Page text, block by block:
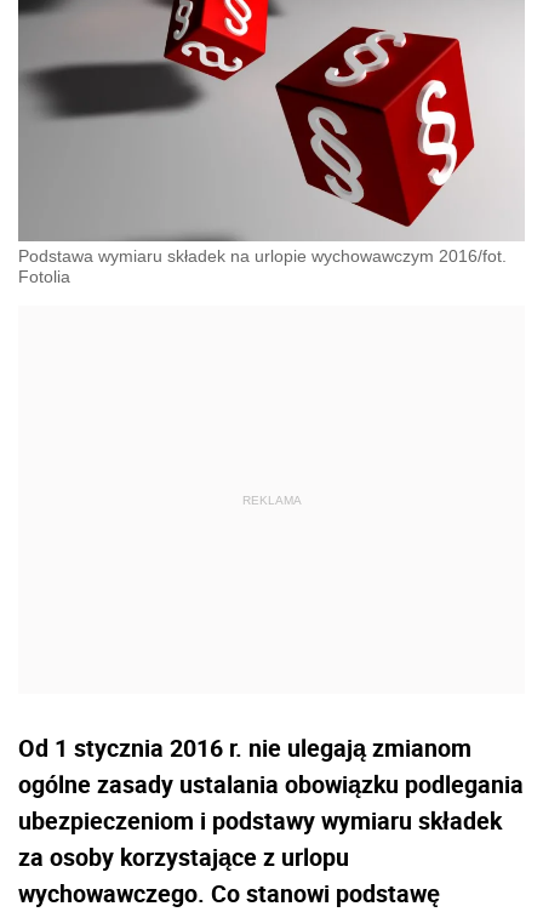
Podstawa wymiaru składek na urlopie wychowawczym 2016/fot.
Fotolia
Od 1 stycznia 2016 r. nie ulegają zmianom
ogólne zasady ustalania obowiązku podlegania
ubezpieczeniom i podstawy wymiaru składek
za osoby korzystające z urlopu
wychowawczego. Co stanowi podstawę